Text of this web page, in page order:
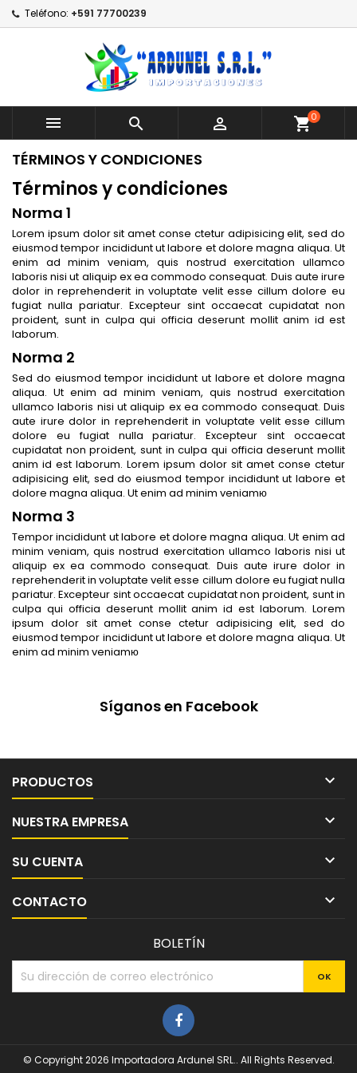
Teléfono: +591 77700239
   shopping_cart0
TÉRMINOS Y CONDICIONES
Términos y condiciones
Norma 1
Lorem ipsum dolor sit amet conse ctetur adipisicing elit, sed do
eiusmod tempor incididunt ut labore et dolore magna aliqua. Ut
enim ad minim veniam, quis nostrud exercitation ullamco
laboris nisi ut aliquip ex ea commodo consequat. Duis aute irure
dolor in reprehenderit in voluptate velit esse cillum dolore eu
fugiat nulla pariatur. Excepteur sint occaecat cupidatat non
proident, sunt in culpa qui officia deserunt mollit anim id est
laborum.
Norma 2
Sed do eiusmod tempor incididunt ut labore et dolore magna
aliqua. Ut enim ad minim veniam, quis nostrud exercitation
ullamco laboris nisi ut aliquip ex ea commodo consequat. Duis
aute irure dolor in reprehenderit in voluptate velit esse cillum
dolore eu fugiat nulla pariatur. Excepteur sint occaecat
cupidatat non proident, sunt in culpa qui officia deserunt mollit
anim id est laborum. Lorem ipsum dolor sit amet conse ctetur
adipisicing elit, sed do eiusmod tempor incididunt ut labore et
dolore magna aliqua. Ut enim ad minim veniamю
Norma 3
Tempor incididunt ut labore et dolore magna aliqua. Ut enim ad
minim veniam, quis nostrud exercitation ullamco laboris nisi ut
aliquip ex ea commodo consequat. Duis aute irure dolor in
reprehenderit in voluptate velit esse cillum dolore eu fugiat nulla
pariatur. Excepteur sint occaecat cupidatat non proident, sunt in
culpa qui officia deserunt mollit anim id est laborum. Lorem
ipsum dolor sit amet conse ctetur adipisicing elit, sed do
eiusmod tempor incididunt ut labore et dolore magna aliqua. Ut
enim ad minim veniamю
Síganos en Facebook
PRODUCTOS 
NUESTRA EMPRESA 
SU CUENTA 
CONTACTO 
BOLETÍN
© Copyright 2026 Importadora Ardunel SRL.. All Rights Reserved.